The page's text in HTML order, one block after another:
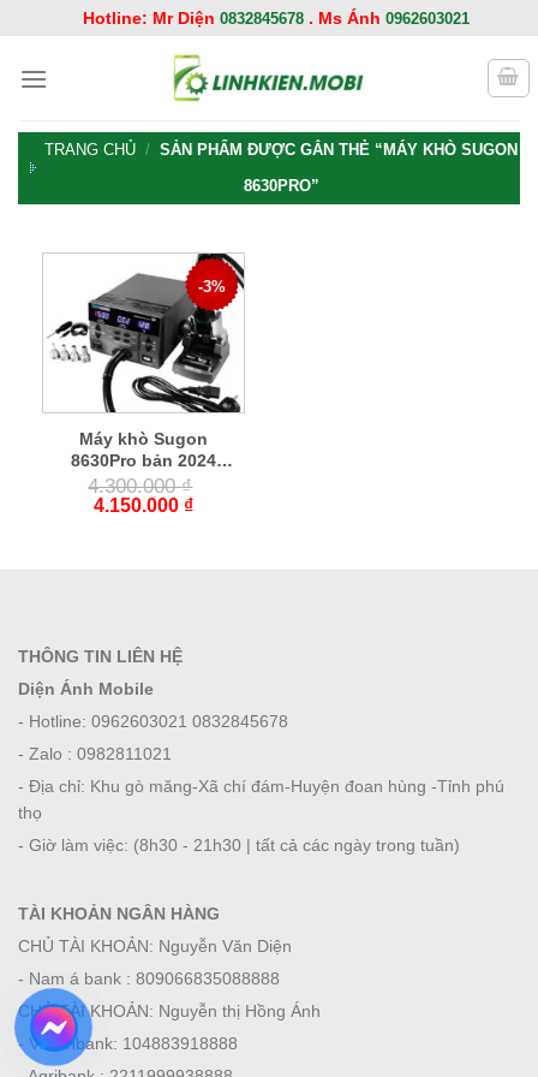
nội
Hotline: Mr Diện 0832845678. Ms Ánh 0962603021
TRANG CHỦ / SẢN PHẨM ĐƯỢC GẮN THẺ “MÁY KHÒ SUGON
8630PRO”
-3%
Máy khò Sugon
8630Pro bản 2024
công suất 1300W
4.300.000₫
4.150.000 ₫
THÔNG TIN LIÊN HỆ
Diện Ánh Mobile
- Hotline: 0962603021 0832845678
- Zalo : 0982811021
- Địa chỉ: Khu gò măng-Xã chí đám-Huyện đoan hùng -Tỉnh phú
thọ
- Giờ làm việc: (8h30 - 21h30 | tất cả các ngày trong tuần)
TÀI KHOẢN NGÂN HÀNG
CHỦ TÀI KHOẢN: Nguyễn Văn Diện
- Nam á bank : 809066835088888
CHỦ TÀI KHOẢN: Nguyễn thị Hồng Ánh
- Viettinbank: 104883918888